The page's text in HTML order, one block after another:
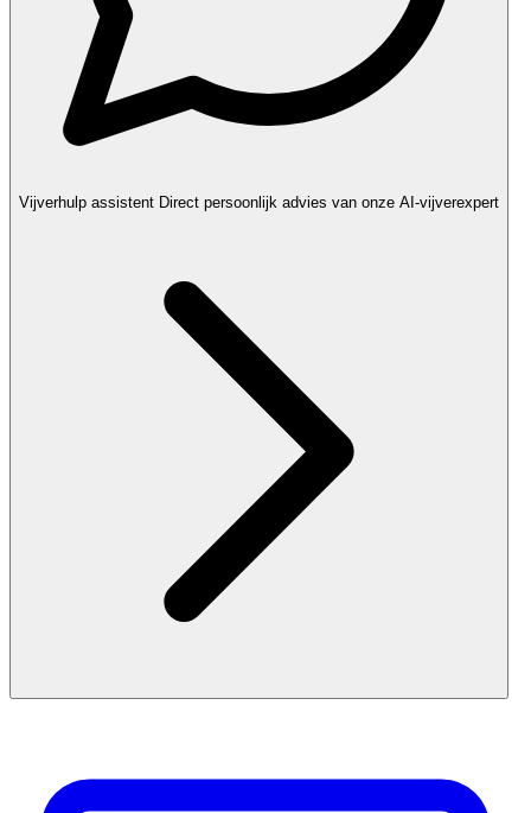
Vijverhulp assistent Direct persoonlijk advies van onze AI-vijverexpert